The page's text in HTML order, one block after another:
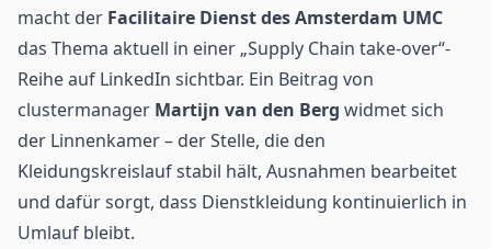
macht der Facilitaire Dienst des Amsterdam UMC
das Thema aktuell in einer „Supply Chain take-over“-
Reihe auf LinkedIn sichtbar. Ein Beitrag von
clustermanager Martijn van den Berg widmet sich
der Linnenkamer – der Stelle, die den
Kleidungskreislauf stabil hält, Ausnahmen bearbeitet
und dafür sorgt, dass Dienstkleidung kontinuierlich in
Umlauf bleibt.